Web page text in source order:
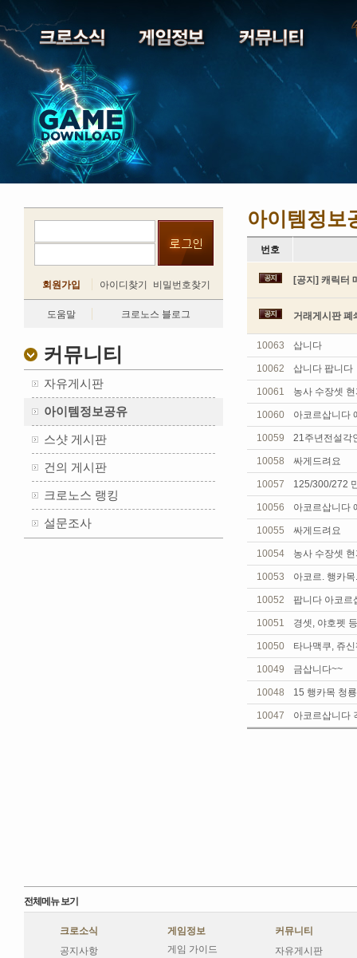
회원가입 아이디찾기 비밀번호찾기
도움말 크로노스 블로그
커뮤니티
자유게시판
아이템정보공유
스샷 게시판
건의 게시판
크로노스 랭킹
설문조사
아이템정보
번호
[공지] 캐릭터
거래게시판 폐
10063 삽니다
10062 삽니다 팝니다
10061 농사 수장셋
10060 아코르삽니다
10059 21주년전설각
10058 싸게드려요
10057 125/300/272
10056 아코르삽니다
10055 싸게드려요
10054 농사 수장셋
10053 아코르. 행카
10052 팝니다 아코르
10051 경셋, 야호펫
10050 타나맥쿠, 쥬
10049 금삽니다~~
10048 15 행카목 청
10047 아코르삽니다
전체메뉴 보기
크로소식
공지사항
게임정보
게임 가이드
커뮤니티
자유게시판